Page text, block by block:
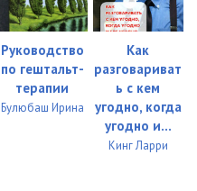
Руководство
по гештальт-
терапии
Булюбаш Ирина
Как
разговариват
ь с кем
угодно, когда
угодно и...
Кинг Ларри